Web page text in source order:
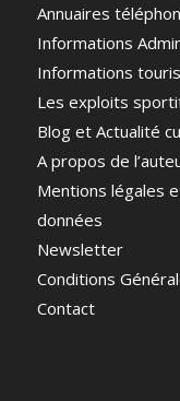
Annuaires
Informations
Informations
Les exploits
Blog et Actualité
A propos de
Mentions légales
données
Newsletter
Conditions
Contact